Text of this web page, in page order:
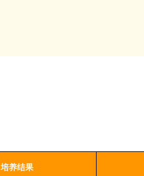
培养结果